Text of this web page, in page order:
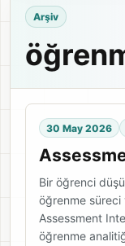
Arşiv
30 May 2026
Bir öğrenci
öğrenme süreci
Assessment
öğrenme